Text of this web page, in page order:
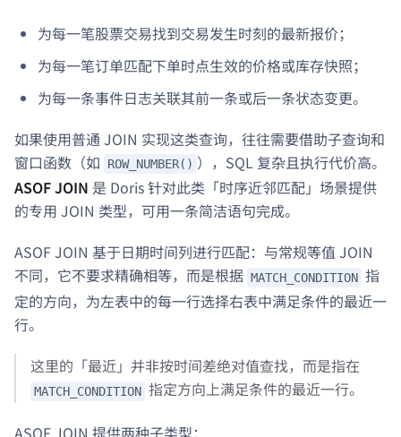
为每一笔股票交易找到交易发生时刻的最新报价；
为每一笔订单匹配下单时点生效的价格或库存快照；
为每一条事件日志关联其前一条或后一条状态变更。
如果使用普通 JOIN 实现这类查询，往往需要借助子查询和
窗口函数（如
ROW_NUMBER() ），SQL 复杂且执行代价高。
ASOF JOIN 是 Doris 针对此类「时序近邻匹配」场景提供
的专用 JOIN 类型，可用一条简洁语句完成。
ASOF JOIN 基于日期时间列进行匹配：与常规等值 JOIN
不同，它不要求精确相等，而是根据 MATCH_CONDITION 指
定的方向，为左表中的每一行选择右表中满足条件的最近一
行。
这里的「最近」并非按时间差绝对值查找，而是指在
MATCH_CONDITION 指定方向上满足条件的最近一行。
ASOF JOIN 提供两种子类型：